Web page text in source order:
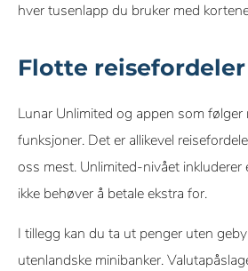
hver tusenlapp du bruker med
Flotte reisefordeler
Lunar Unlimited og appen som følger
funksjoner. Det er allikevel
oss mest. Unlimited-nivået inkluderer
ikke behøver å betale ekstra for.
I tillegg kan du ta ut penger uten
utenlandske minibanker.